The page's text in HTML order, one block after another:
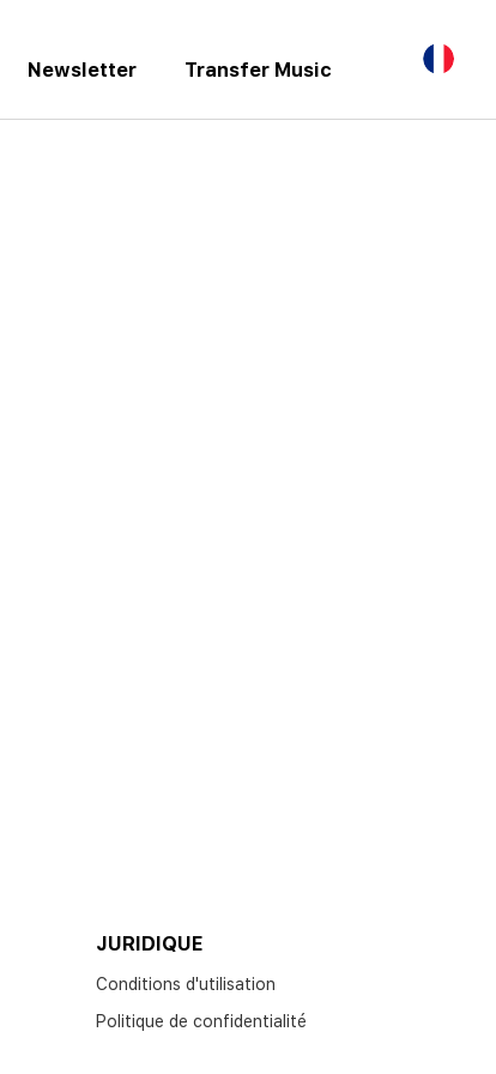
Newsletter Transfer Music
JURIDIQUE
Conditions d'utilisation
Politique de confidentialité